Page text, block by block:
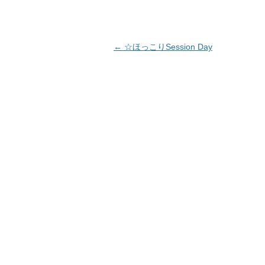
投稿ナビゲーション
← ☆ほっこりSession Day